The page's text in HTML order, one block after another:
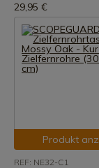
29,95 €
Produkt
REF: NE32-C1